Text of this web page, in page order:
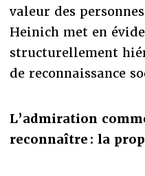
valeur des
Heinich met en
structurellement
de reconnaissance
L’admiration
reconnaître : la